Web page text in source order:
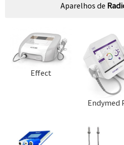
Aparelhos de
Effect
Endymed